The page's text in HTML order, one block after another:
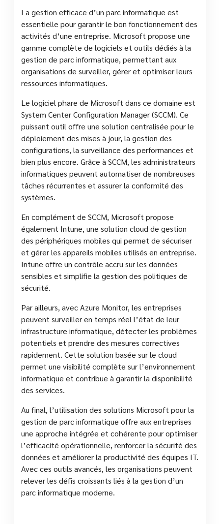
La gestion efficace d’un parc informatique est
essentielle pour garantir le bon fonctionnement des
activités d’une entreprise. Microsoft propose une
gamme complète de logiciels et outils dédiés à la
gestion de parc informatique, permettant aux
organisations de surveiller, gérer et optimiser leurs
ressources informatiques.
Le logiciel phare de Microsoft dans ce domaine est
System Center Configuration Manager (SCCM). Ce
puissant outil offre une solution centralisée pour le
déploiement des mises à jour, la gestion des
configurations, la surveillance des performances et
bien plus encore. Grâce à SCCM, les administrateurs
informatiques peuvent automatiser de nombreuses
tâches récurrentes et assurer la conformité des
systèmes.
En complément de SCCM, Microsoft propose
également Intune, une solution cloud de gestion
des périphériques mobiles qui permet de sécuriser
et gérer les appareils mobiles utilisés en entreprise.
Intune offre un contrôle accru sur les données
sensibles et simplifie la gestion des politiques de
sécurité.
Par ailleurs, avec Azure Monitor, les entreprises
peuvent surveiller en temps réel l’état de leur
infrastructure informatique, détecter les problèmes
potentiels et prendre des mesures correctives
rapidement. Cette solution basée sur le cloud
permet une visibilité complète sur l’environnement
informatique et contribue à garantir la disponibilité
des services.
Au final, l’utilisation des solutions Microsoft pour la
gestion de parc informatique offre aux entreprises
une approche intégrée et cohérente pour optimiser
l’efficacité opérationnelle, renforcer la sécurité des
données et améliorer la productivité des équipes IT.
Avec ces outils avancés, les organisations peuvent
relever les défis croissants liés à la gestion d’un
parc informatique moderne.